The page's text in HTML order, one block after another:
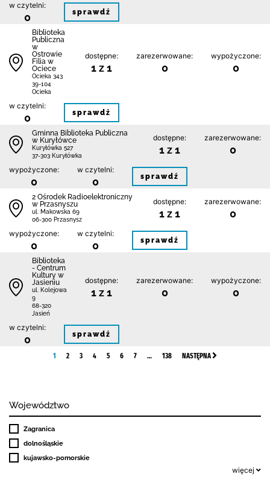
w czytelni:
0 sprawdź
Biblioteka
Publiczna
w
Ostrowie
Filia w
Ociece
Ocieka 343
39-104
Ocieka
dostępne:
1 z 1
zarezerwowane:
0
wypożyczone:
0
w czytelni:
0 sprawdź
Gminna Biblioteka Publiczna
w Kuryłówce
Kuryłówka 527
37-303 Kuryłówka
dostępne:
1 z 1
zarezerwowane:
0
wypożyczone:
0
w czytelni:
0 sprawdź
2 Ośrodek Radioelektroniczny
w Przasnyszu
ul. Makowska 69
06-300 Przasnysz
dostępne:
1 z 1
zarezerwowane:
0
wypożyczone:
0
w czytelni:
0 sprawdź
Biblioteka
- Centrum
Kultury w
Jasieniu
ul. Kolejowa
9
68-320
Jasień
dostępne:
1 z 1
zarezerwowane:
0
wypożyczone:
0
w czytelni:
0 sprawdź
1 2 3 4 5 6 7 … 138 NASTĘPNA
Województwo
Zagranica
dolnośląskie
kujawsko-pomorskie
więcej